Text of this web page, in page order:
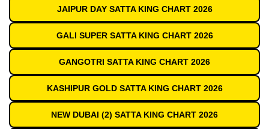
JAIPUR DAY SATTA KING CHART 2026
GALI SUPER SATTA KING CHART 2026
GANGOTRI SATTA KING CHART 2026
KASHIPUR GOLD SATTA KING CHART 2026
NEW DUBAI (2) SATTA KING CHART 2026